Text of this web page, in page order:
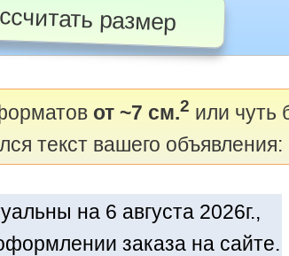
размер
от ~7 см.2 или чуть
текст вашего объявления:
на 6 августа 2026г.,
заказа на сайте.